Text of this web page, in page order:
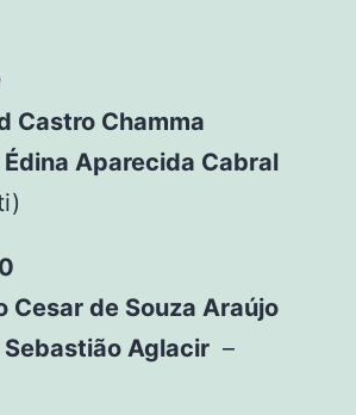
Castro Chamma
Édina Aparecida Cabral
Cesar de Souza Araújo
Sebastião Aglacir –